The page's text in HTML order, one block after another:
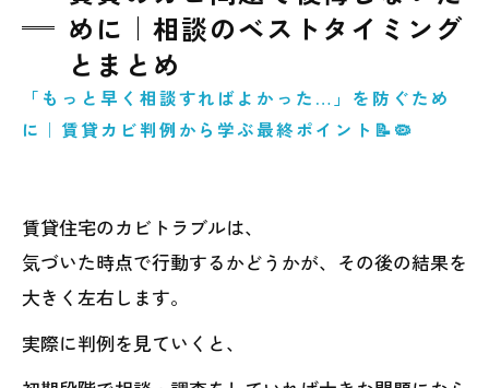
めに｜相談のベストタイミング
とまとめ
「もっと早く相談すればよかった…」を防ぐため
に｜賃貸カビ判例から学ぶ最終ポイント📝🦠
賃貸住宅のカビトラブルは、
気づいた時点で行動するかどうかが、その後の結果を
大きく左右します。
実際に判例を見ていくと、